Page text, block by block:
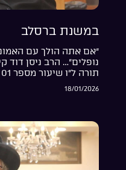
במשנת ברסלב
“אם אתה הולך עם
נופלים”… הרב ניסן דוד
תורה ל”ו שיעור מספר 01
18/01/2026